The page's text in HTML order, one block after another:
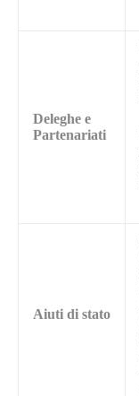
Deleghe e
Partenariati
Aiuti di stato